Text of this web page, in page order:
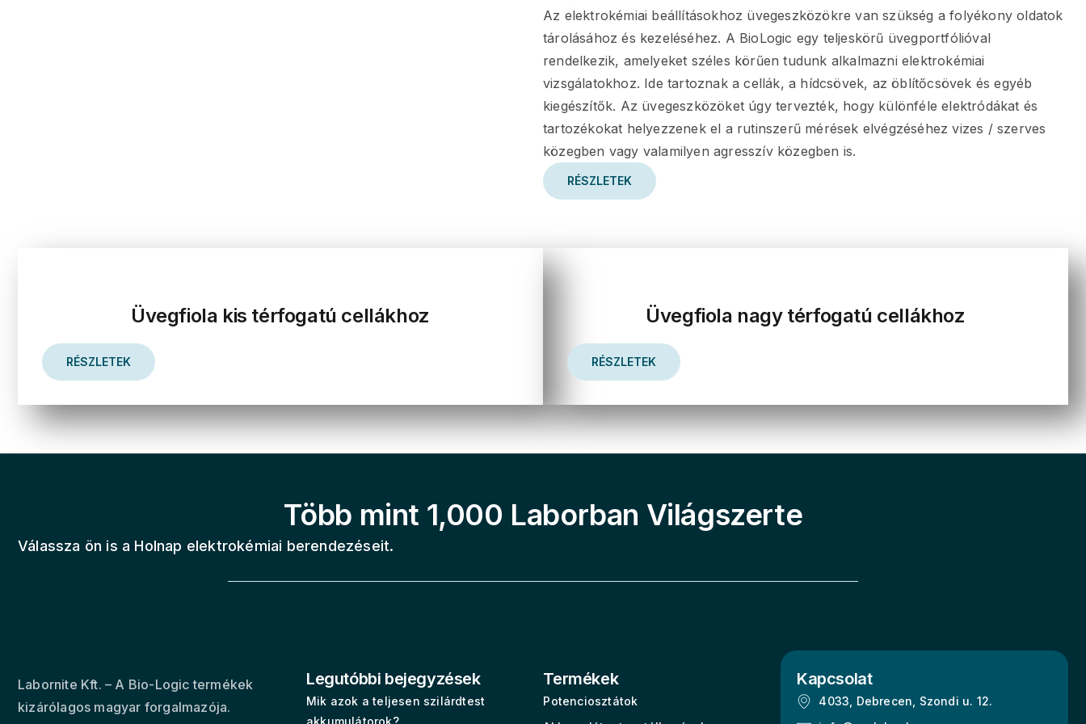
Az elektrokémiai beállításokhoz üvegeszközökre van szükség a folyékony oldatok
tárolásához és kezeléséhez. A BioLogic egy teljeskörű üvegportfólióval
rendelkezik, amelyeket széles körűen tudunk alkalmazni elektrokémiai
vizsgálatokhoz. Ide tartoznak a cellák, a hídcsövek, az öblítőcsövek és egyéb
kiegészítők. Az üvegeszközöket úgy tervezték, hogy különféle elektródákat és
tartozékokat helyezzenek el a rutinszerű mérések elvégzéséhez vizes / szerves
közegben vagy valamilyen agresszív közegben is.
RÉSZLETEK
Üvegfiola kis térfogatú cellákhoz
RÉSZLETEK
Üvegfiola nagy térfogatú cellákhoz
RÉSZLETEK
Több mint 1,000 Laborban Világszerte
Válassza ön is a Holnap elektrokémiai berendezéseit.
Labornite Kft. – A Bio-Logic termékek
kizárólagos magyar forgalmazója.
Legutóbbi bejegyzések
Mik azok a teljesen szilárdtest
Termékek
Potenciosztátok
Kapcsolat
4033, Debrecen, Szondi u. 12.